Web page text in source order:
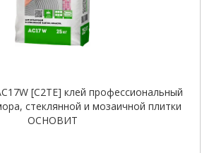
[C2TE] клей профессиональный
стеклянной и мозаичной плитки
ОСНОВИТ